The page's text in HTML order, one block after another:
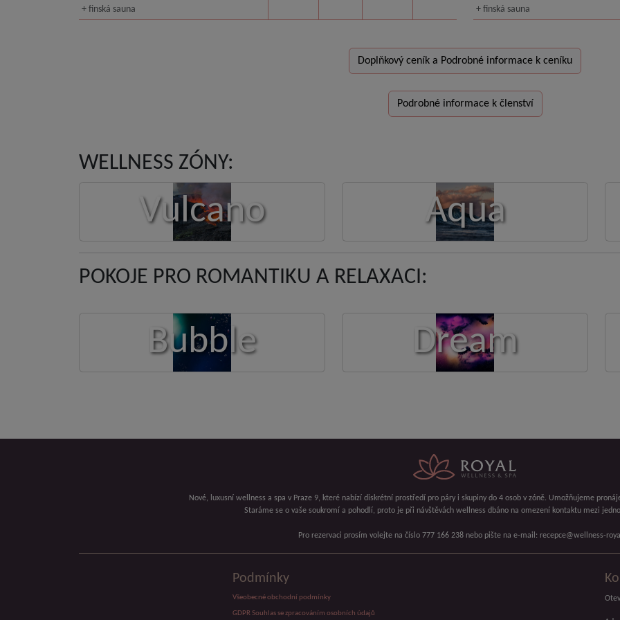
+ finská sauna + finská sauna
Doplňkový ceník a Podrobné informace k ceníku
Podrobné informace k členství
WELLNESS ZÓNY:
Vulcano Aqua
POKOJE PRO ROMANTIKU A RELAXACI:
Bubble Dream
Nové, luxusní wellness a spa v Praze 9, které nabízí diskrétní prostředí pro páry i skupiny do 4 osob v zóně. Umožňujeme
Staráme se o vaše soukromí a pohodlí, proto je při návštěvách wellness dbáno na omezení kontaktu mezi
Pro rezervaci prosím volejte na číslo 777 166 238 nebo pište na e-mail: recepce@wellness-
Podmínky
Všeobecné obchodní podmínky
GDPR Souhlas se zpracováním osobních údajů